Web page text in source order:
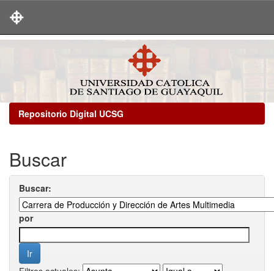
Repositorio Digital UCSG
Buscar
Buscar:
por